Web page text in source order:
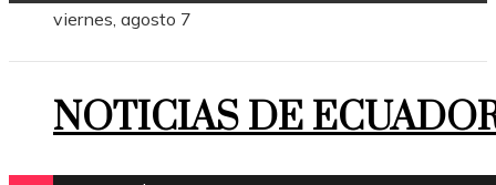
viernes, agosto 7
NOTICIAS DE